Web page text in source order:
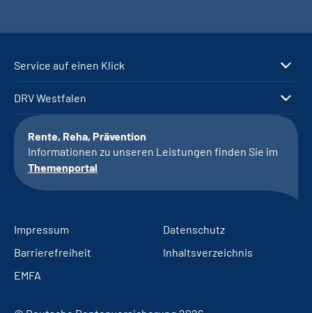
Service auf einen Klick
DRV Westfalen
Rente, Reha, Prävention
Informationen zu unseren Leistungen finden Sie im
Themenportal
Impressum
Datenschutz
Barrierefreiheit
Inhaltsverzeichnis
EMFA